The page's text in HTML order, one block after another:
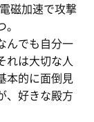
磁加速で攻撃
んでも自分一
れは大切な人
本的に面倒見
、好きな殿方